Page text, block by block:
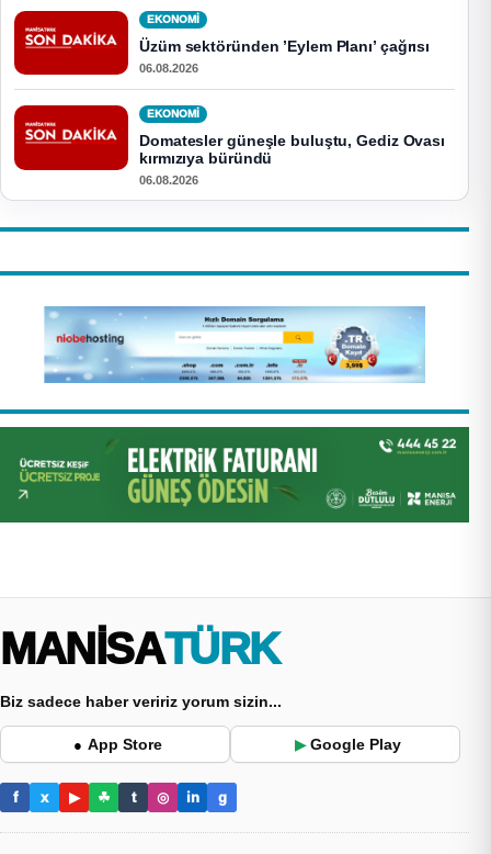
EKONOMI
Üzüm sektöründen ’Eylem Planı’ çağrısı
06.08.2026
EKONOMI
Domatesler güneşle buluştu, Gediz Ovası
kırmızıya büründü
06.08.2026
MANİSA TÜRK
Biz sadece haber veririz yorum sizin...
● App Store ▶ Google Play
f x ▶ ☘ t ◎ in g